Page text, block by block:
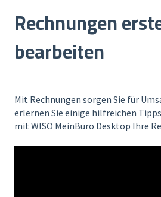
Rechnungen
bearbeiten
Mit Rechnungen sorgen Sie für
erlernen Sie einige hilfreichen
mit WISO MeinBüro Desktop Ihre